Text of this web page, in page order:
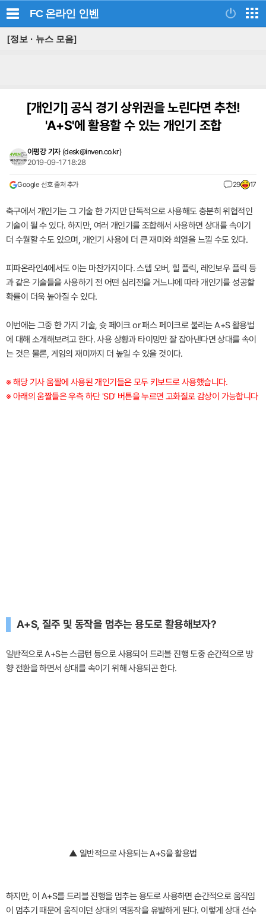
FC 온라인 인벤
[정보 · 뉴스 모음]
[개인기]공식 경기 상위권을 노린다면 추천!
'A+S'에 활용할 수 있는 개인기 조합
이평강 기자 (desk@inven.co.kr)
2019-09-17 18:28
Google 선호 출처 추가 29 17
축구에서 개인기는 그 기술 한 가지만 단독적으로 사용해도 충분히 위협적인
기술이 될 수 있다. 하지만, 여러 개인기를 조합해서 사용하면 상대를 속이기
더 수월할 수도 있으며, 개인기 사용에 더 큰 재미와 희열을 느낄 수도 있다.
피파온라인4에서도 이는 마찬가지이다. 스텝 오버, 힐 플릭, 레인보우 플릭 등
과 같은 기술들을 사용하기 전 어떤 심리전을 거느냐에 따라 개인기를 성공할
확률이 더욱 높아질 수 있다.
이번에는 그중 한 가지 기술, 슛 페이크 or 패스 페이크로 불리는 A+S 활용법
에 대해 소개해보려고 한다. 사용 상황과 타이밍만 잘 잡아낸다면 상대를 속이
는 것은 물론, 게임의 재미까지 더 높일 수 있을 것이다.
※ 해당 기사 움짤에 사용된 개인기들은 모두 키보드로 사용했습니다.
※ 아래의 움짤들은 우측 하단 'SD' 버튼을 누르면 고화질로 감상이 가능합니다
A+S, 질주 및 동작을 멈추는 용도로 활용해보자?
일반적으로 A+S는 스쿱턴 등으로 사용되어 드리블 진행 도중 순간적으로 방
향 전환을 하면서 상대를 속이기 위해 사용되곤 한다.
▲ 일반적으로 사용되는 A+S을 활용법
하지만, 이 A+S를 드리블 진행을 멈추는 용도로 사용하면 순간적으로 움직임
이 멈추기 때문에 움직이던 상대의 역동작을 유발하게 된다. 이렇게 상대 선수